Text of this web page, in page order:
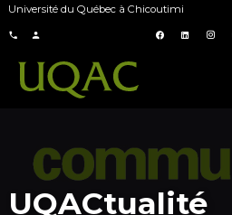
Université du Québec à Chicoutimi
UQACtualité